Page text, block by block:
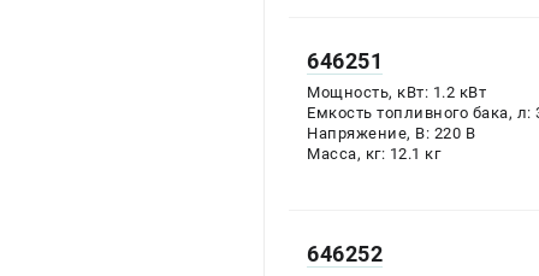
646251
Мощность, кВт: 1.2 кВт
Емкость топливного бака, л:
Напряжение, В: 220 В
Масса, кг: 12.1 кг
646252